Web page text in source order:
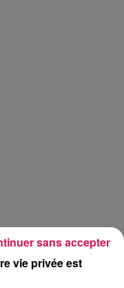
vie privée est
sans accepter